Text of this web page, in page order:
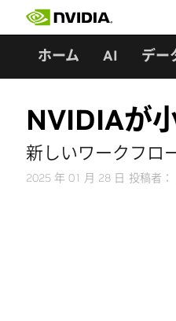
ホーム AI デー
NVIDIAが
新しいワークフロ
2025 年 01 月 28 日 投稿者：